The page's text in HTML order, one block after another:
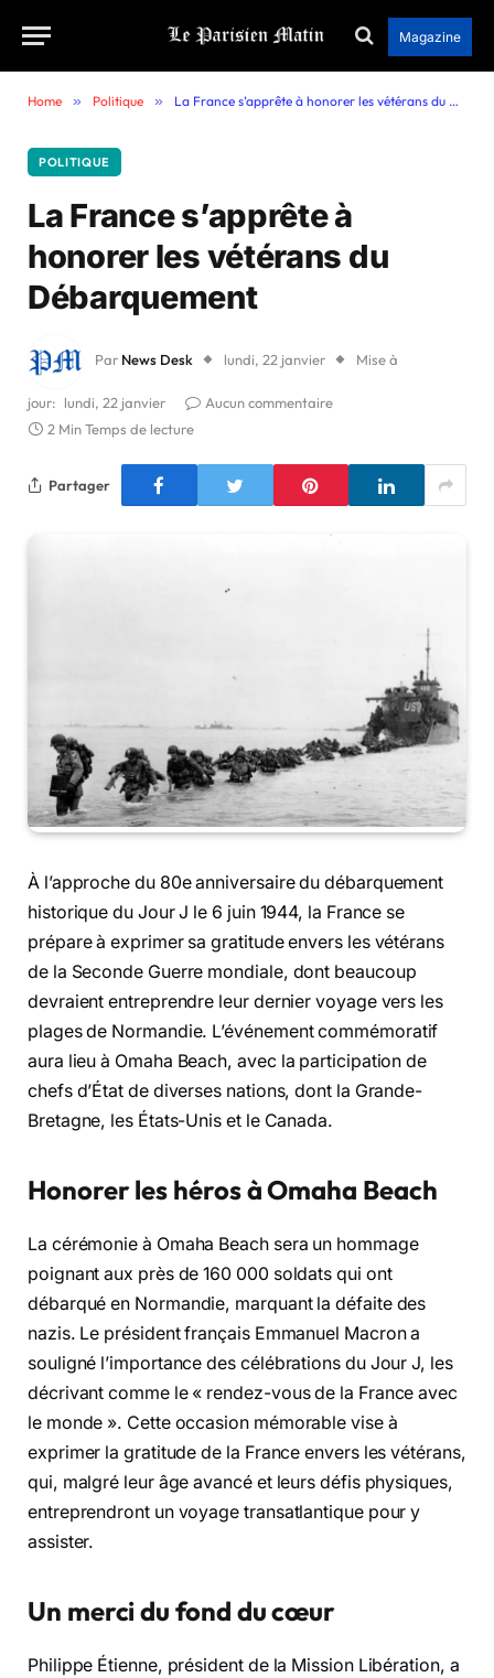
Magazine
Home » Politique » La France s’apprête à honorer les vétérans du Débarquement
POLITIQUE
La France s’apprête à
honorer les vétérans du
Débarquement
Par News Desk lundi, 22 janvier Mise à
jour: lundi, 22 janvier
Aucun commentaire
2 Min Temps de lecture
Partager
À l’approche du 80e anniversaire du débarquement
historique du Jour J le 6 juin 1944, la France se
prépare à exprimer sa gratitude envers les vétérans
de la Seconde Guerre mondiale, dont beaucoup
devraient entreprendre leur dernier voyage vers les
plages de Normandie. L’événement commémoratif
aura lieu à Omaha Beach, avec la participation de
chefs d’État de diverses nations, dont la Grande-
Bretagne, les États-Unis et le Canada.
Honorer les héros à Omaha Beach
La cérémonie à Omaha Beach sera un hommage
poignant aux près de 160 000 soldats qui ont
débarqué en Normandie, marquant la défaite des
nazis. Le président français Emmanuel Macron a
souligné l’importance des célébrations du Jour J, les
décrivant comme le « rendez-vous de la France avec
le monde ». Cette occasion mémorable vise à
exprimer la gratitude de la France envers les vétérans,
qui, malgré leur âge avancé et leurs défis physiques,
entreprendront un voyage transatlantique pour y
assister.
Un merci du fond du cœur
Philippe Étienne, président de la Mission Libération, a